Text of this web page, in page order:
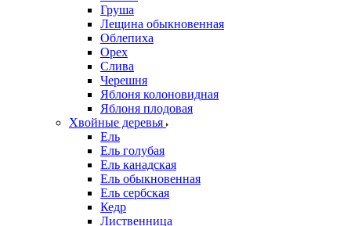
Груша
Лещина обыкновенная
Облепиха
Орех
Слива
Черешня
Яблоня колоновидная
Яблоня плодовая
Хвойные деревья
Ель
Ель голубая
Ель канадская
Ель обыкновенная
Ель сербская
Кедр
Лиственница